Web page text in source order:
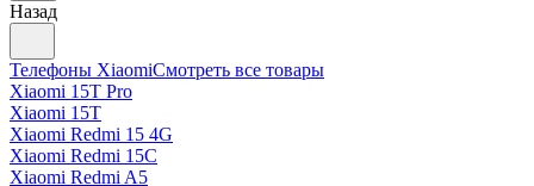
Назад
Телефоны XiaomiСмотреть все товары
Xiaomi 15T Pro
Xiaomi 15T
Xiaomi Redmi 15 4G
Xiaomi Redmi 15C
Xiaomi Redmi A5